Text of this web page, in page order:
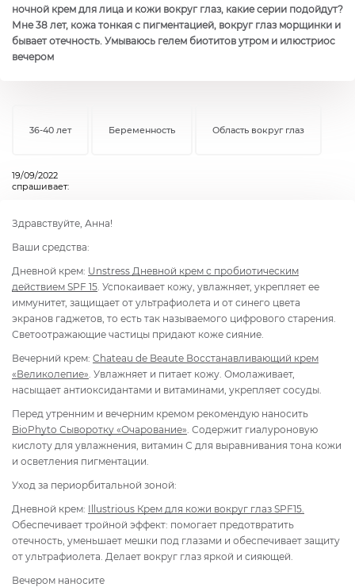
ночной крем для лица и кожи вокруг глаз, какие серии подойдут?
Мне 38 лет, кожа тонкая с пигментацией, вокруг глаз морщинки и
бывает отечность. Умываюсь гелем биотитов утром и илюстриос
вечером
36-40 лет Беременность Область вокруг глаз
19/09/2022
спрашивает:
Здравствуйте, Анна!
Ваши средства:
Дневной крем: Unstress Дневной крем с пробиотическим
действием SPF 15 . Успокаивает кожу, увлажняет, укрепляет ее
иммунитет, защищает от ультрафиолета и от синего цвета
экранов гаджетов, то есть так называемого цифрового старения.
Светоотражающие частицы придают коже сияние.
Вечерний крем: Chateau de Beaute Восстанавливающий крем
«Великолепие» . Увлажняет и питает кожу. Омолаживает,
насыщает антиоксидантами и витаминами, укрепляет сосуды.
Перед утренним и вечерним кремом рекомендую наносить
BioPhyto Сыворотку «Очарование» . Содержит гиалуроновую
кислоту для увлажнения, витамин С для выравнивания тона кожи
и осветления пигментации.
Уход за периорбитальной зоной:
Дневной крем: Illustrious Крем для кожи вокруг глаз SPF15.
Обеспечивает тройной эффект: помогает предотвратить
отечность, уменьшает мешки под глазами и обеспечивает защиту
от ультрафиолета. Делает вокруг глаз яркой и сияющей.
Вечером наносите